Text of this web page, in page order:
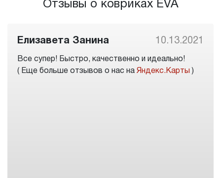
Отзывы о ковриках EVA
Елизавета Занина 10.13.2021
Все супер! Быстро, качественно и идеально!
( Еще больше отзывов о нас на Яндекс.Карты )